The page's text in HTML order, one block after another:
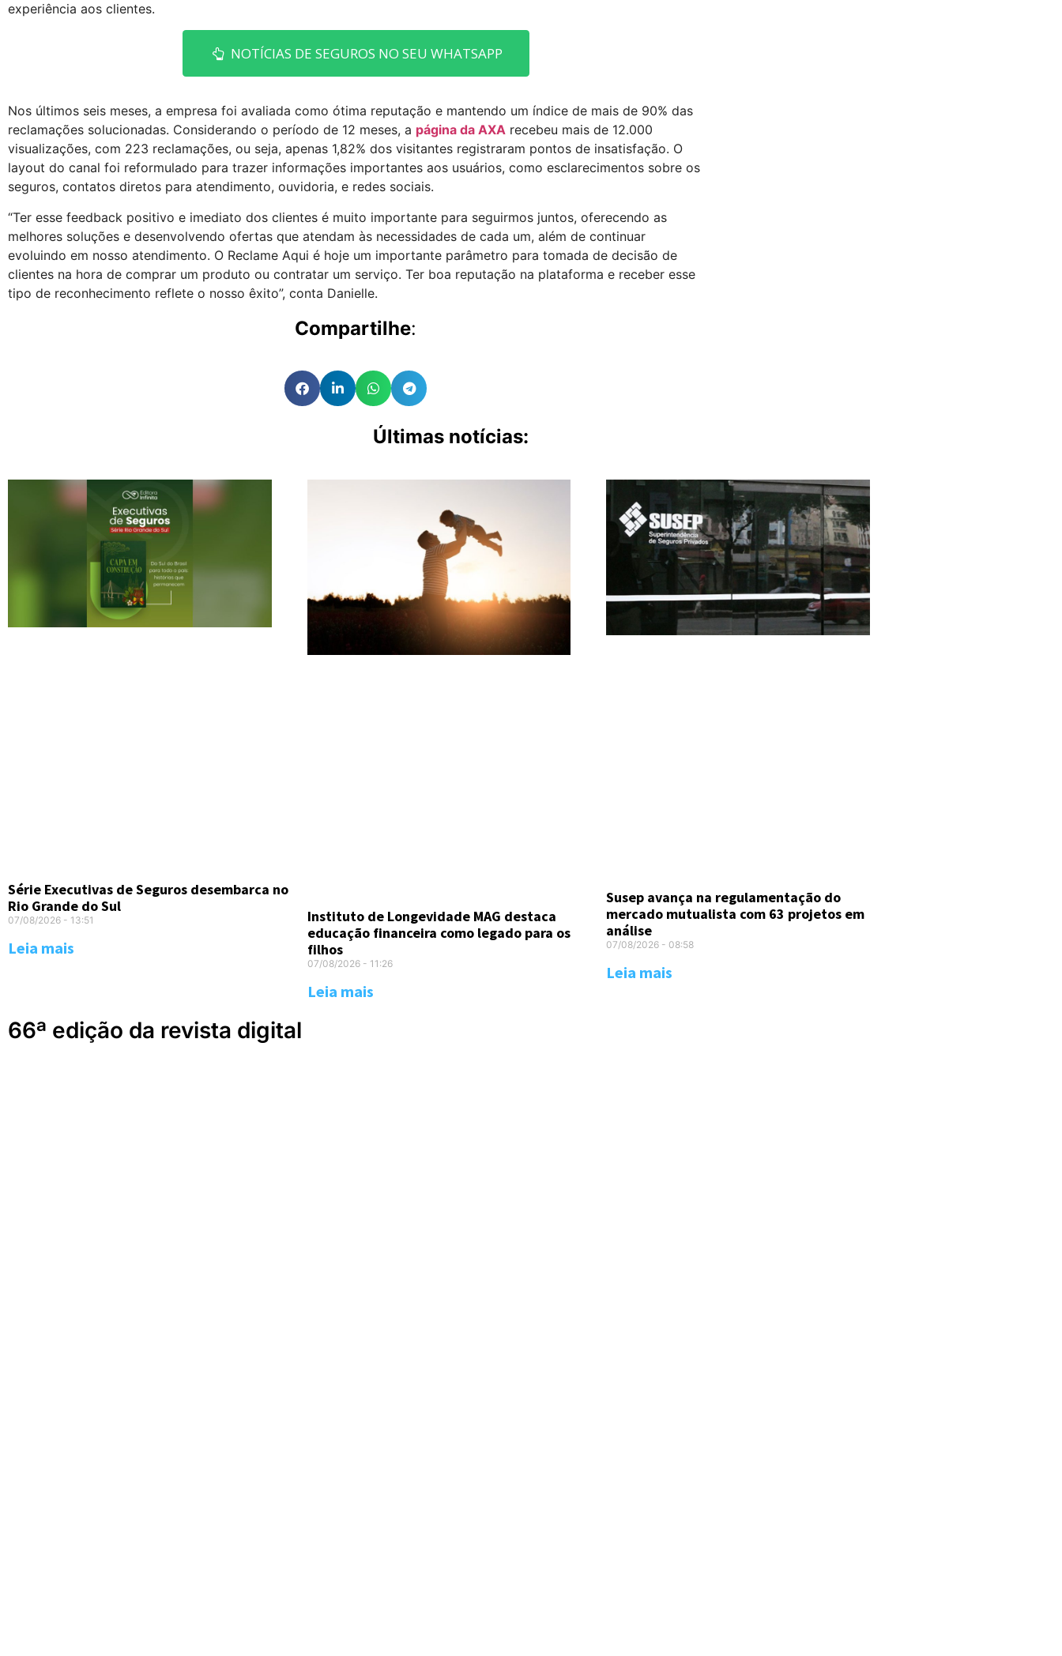
experiência aos clientes.
NOTÍCIAS DE SEGUROS NO SEU WHATSAPP
Nos últimos seis meses, a empresa foi avaliada como ótima reputação e mantendo um índice de mais de 90% das
reclamações solucionadas. Considerando o período de 12 meses, a página da AXA recebeu mais de 12.000
visualizações, com 223 reclamações, ou seja, apenas 1,82% dos visitantes registraram pontos de insatisfação. O
layout do canal foi reformulado para trazer informações importantes aos usuários, como esclarecimentos sobre os
seguros, contatos diretos para atendimento, ouvidoria, e redes sociais.
“Ter esse feedback positivo e imediato dos clientes é muito importante para seguirmos juntos, oferecendo as
melhores soluções e desenvolvendo ofertas que atendam às necessidades de cada um, além de continuar
evoluindo em nosso atendimento. O Reclame Aqui é hoje um importante parâmetro para tomada de decisão de
clientes na hora de comprar um produto ou contratar um serviço. Ter boa reputação na plataforma e receber esse
tipo de reconhecimento reflete o nosso êxito”, conta Danielle.
Compartilhe:
Últimas notícias:
Série Executivas de Seguros desembarca no
Rio Grande do Sul
07/08/2026 13:51
Leia mais
Instituto de Longevidade MAG destaca
educação financeira como legado para os
filhos
07/08/2026 11:26
Leia mais
Susep avança na regulamentação do
mercado mutualista com 63 projetos em
análise
07/08/2026 08:58
Leia mais
66ª edição da revista digital